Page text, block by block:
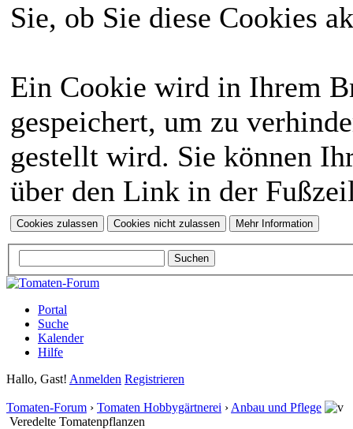
Sie, ob Sie diese Cookies
Ein Cookie wird in Ihrem
gespeichert, um zu
gestellt wird. Sie können
über den Link in der
Portal
Suche
Kalender
Hilfe
Hallo, Gast! Anmelden Registrieren
Tomaten-Forum › Tomaten Hobbygärtnerei › Anbau und Pflege
Veredelte Tomatenpflanzen